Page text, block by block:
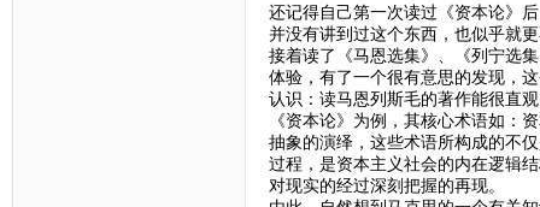
还记得自己第一次读过《资本论》
并没有讲到过这个东西，也似乎就
接着读了《马恩选集》、《列宁选
体验，有了一个很有意思的发现，
认识：读马恩列斯毛的著作能很直
《资本论》为例，其核心术语如：
抽象的演绎，这些术语所构成的不
过程，是资本主义社会的内在逻辑
对现实的经过深刻把握的再现。